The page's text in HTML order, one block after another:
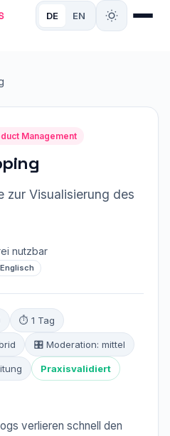
DE EN
Management
zur Visualisierung des
nutzbar
Englisch
⏱ 1 Tag
🎛 Moderation: mittel
Praxisvalidiert
verlieren schnell den